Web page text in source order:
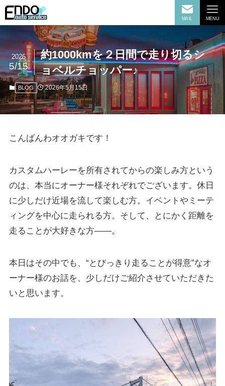
MAIL MENU
約1000kmを２日間で走り切るシ
ョベルチョッパー♪
2026
5/15
BLOG 2026年5月15日
こんばんわオオガキです！
カスタムハーレーを所有されてからの楽しみ方という
のは、本当にオーナー様それぞれでございます。休日
に少しだけ近場を流して楽しむ方。イベントやミーテ
ィングを中心に走られる方。そして、とにかく距離を
走ることが大好きな方――。
本日はその中でも、“とびっきり走ることが得意”なオ
ーナー様のお話を、少しだけご紹介させていただきた
いと思います。